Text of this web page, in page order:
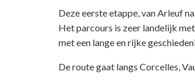
Deze eerste etappe, van Arleuf
Het parcours is zeer landelijk
met een lange en rijke
De route gaat langs Corcelles,